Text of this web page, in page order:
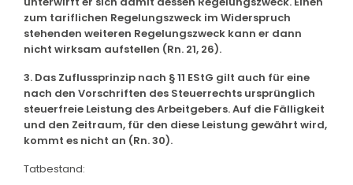
zum tariflichen Regelungszweck im Widerspruch
stehenden weiteren Regelungszweck kann er dann
nicht wirksam aufstellen (Rn. 21, 26).
3. Das Zuflussprinzip nach § 11 EStG gilt auch für eine
nach den Vorschriften des Steuerrechts ursprünglich
steuerfreie Leistung des Arbeitgebers. Auf die Fälligkeit
und den Zeitraum, für den diese Leistung gewährt wird,
kommt es nicht an (Rn. 30).
Tatbestand: